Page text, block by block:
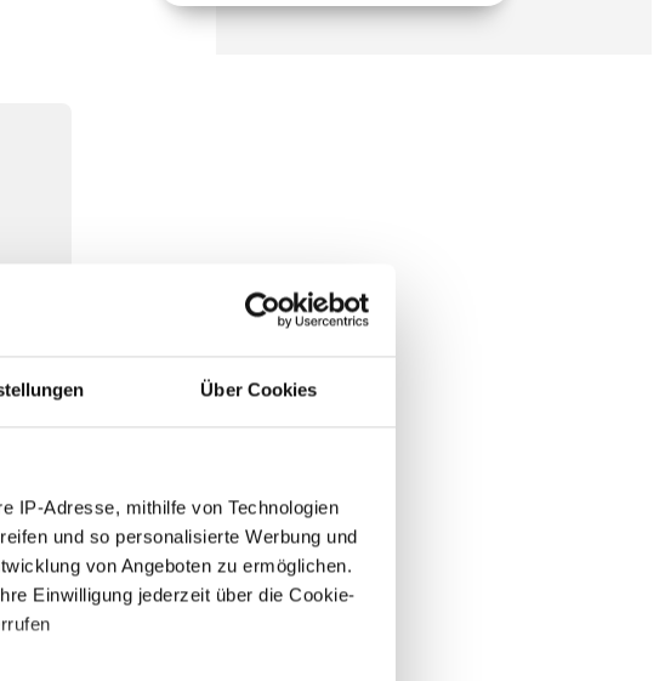
Über Cookies
IP-Adresse, mithilfe von Technologien
und so personalisierte Werbung und
von Angeboten zu ermöglichen.
Einwilligung jederzeit über die Cookie-